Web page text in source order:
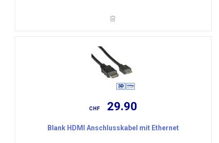
CHF 29.90
Blank HDMI Anschlusskabel mit Ethernet